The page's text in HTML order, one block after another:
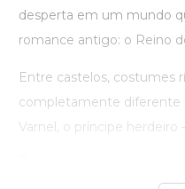
desperta em um mundo
romance antigo: o Reino
Entre castelos, costumes
completamente diferente
Varnel, o príncipe